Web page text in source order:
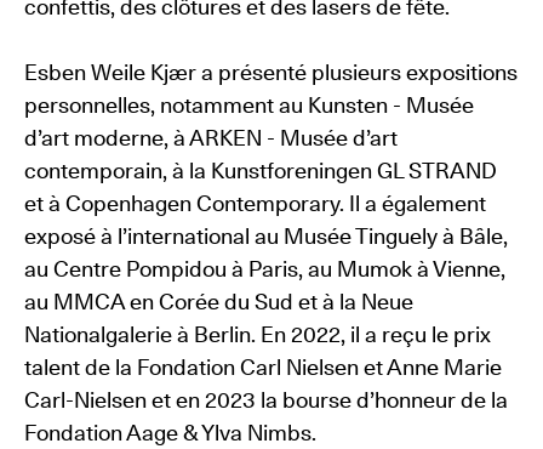
confettis, des clôtures et des lasers de fête.
Esben Weile Kjær a présenté plusieurs expositions
personnelles, notamment au Kunsten - Musée
d’art moderne, à ARKEN - Musée d’art
contemporain, à la Kunstforeningen GL STRAND
et à Copenhagen Contemporary. Il a également
exposé à l’international au Musée Tinguely à Bâle,
au Centre Pompidou à Paris, au Mumok à Vienne,
au MMCA en Corée du Sud et à la Neue
Nationalgalerie à Berlin. En 2022, il a reçu le prix
talent de la Fondation Carl Nielsen et Anne Marie
Carl-Nielsen et en 2023 la bourse d’honneur de la
Fondation Aage & Ylva Nimbs.